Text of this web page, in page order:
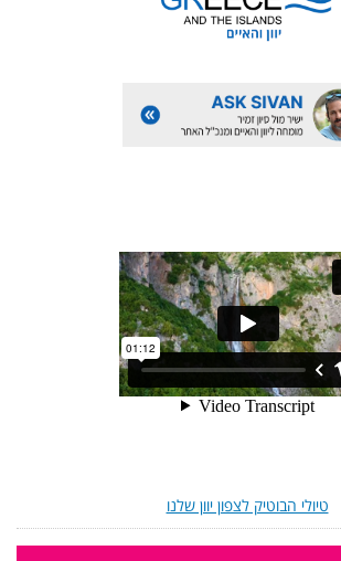
טיולי הבוטיק לצפון יוון שלנו